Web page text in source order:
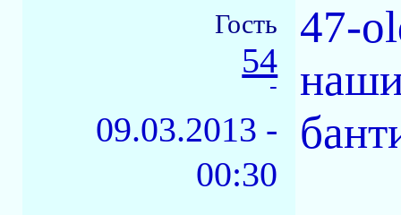
Гость
54
-
09.03.2013 -
00:30
47-